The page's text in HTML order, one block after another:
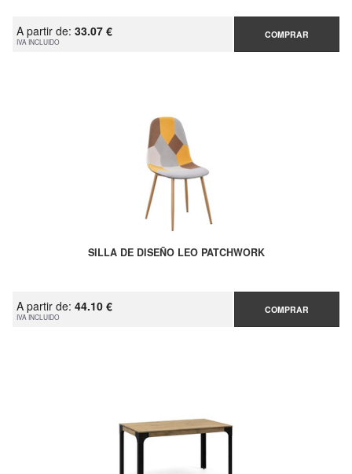
A partir de: 33.07 €
IVA INCLUIDO
COMPRAR
SILLA DE DISEÑO LEO PATCHWORK
A partir de: 44.10 €
IVA INCLUIDO
COMPRAR